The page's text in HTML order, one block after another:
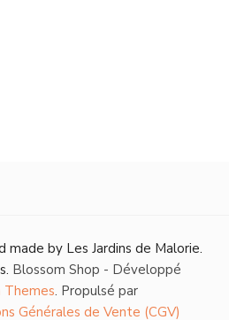
made by Les Jardins de Malorie.
Blossom Shop - Développé
Themes. Propulsé par
Générales de Vente (CGV)